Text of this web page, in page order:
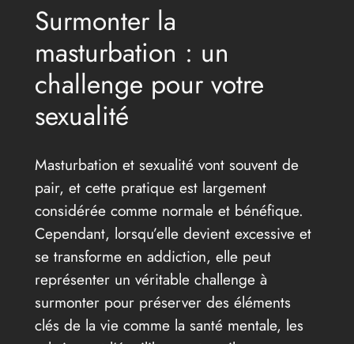
Surmonter la
masturbation : un
challenge pour votre
sexualité
Masturbation et sexualité vont souvent de
pair, et cette pratique est largement
considérée comme normale et bénéfique.
Cependant, lorsqu’elle devient excessive et
se transforme en addiction, elle peut
représenter un véritable challenge à
surmonter pour préserver des éléments
clés de la vie comme la santé mentale, les